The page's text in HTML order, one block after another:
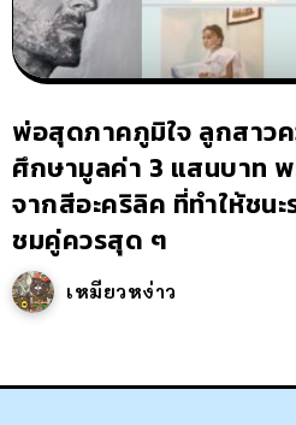
พ่อสุดภาคภูมิใจ ลูกสาว
ศึกษามูลค่า 3 แสนบาท
จากสีอะคริลิค ที่ทำให้ชน
ชมคู่ควรสุด ๆ
เหมียวหง่าว